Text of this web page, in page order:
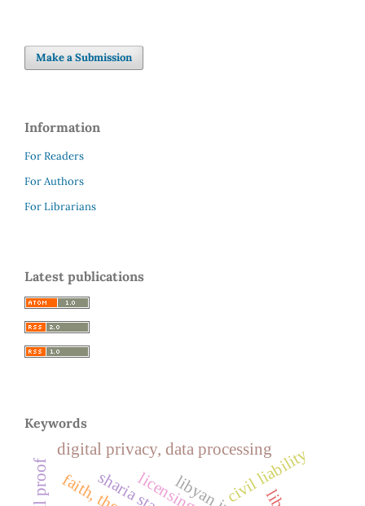
Make a Submission
Information
For Readers
For Authors
For Librarians
Latest publications
Keywords
civil liability
digital privacy, data processing